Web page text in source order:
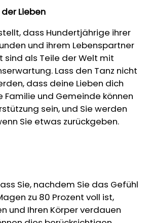
Lieben
dass Hundertjährige ihrer
und ihrem Lebenspartner
als Teile der Welt mit
Lass den Tanz nicht
dass deine Lieben dich
Familie und Gemeinde können
sein, und Sie werden
Sie etwas zurückgeben.
Sie, nachdem Sie das Gefühl
zu 80 Prozent voll ist,
und Ihren Körper verdauen